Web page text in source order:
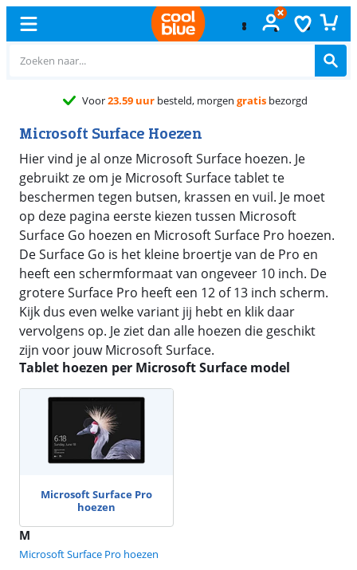
Voor23.59 uurbesteld, morgen gratisbezorgd
Microsoft Surface Hoezen
Hier vind je al onze Microsoft Surface hoezen. Je
gebruikt ze om je Microsoft Surface tablet te
beschermen tegen butsen, krassen en vuil. Je moet
op deze pagina eerste kiezen tussen Microsoft
Surface Go hoezen en Microsoft Surface Pro hoezen.
De Surface Go is het kleine broertje van de Pro en
heeft een schermformaat van ongeveer 10 inch. De
grotere Surface Pro heeft een 12 of 13 inch scherm.
Kijk dus even welke variant jij hebt en klik daar
vervolgens op. Je ziet dan alle hoezen die geschikt
zijn voor jouw Microsoft Surface.
Tablet hoezen per Microsoft Surface model
Microsoft Surface Pro
hoezen
M
Microsoft Surface Pro hoezen